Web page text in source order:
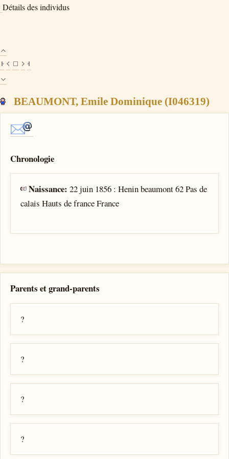
Détails des individus
BEAUMONT, Emile Dominique (I046319)
Chronologie
Naissance:22 juin 1856 : Henin beaumont 62 Pas de
calais Hauts de france France
Parents et grand-parents
?
?
?
?